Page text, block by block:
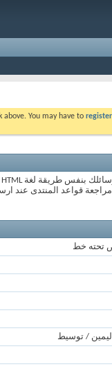
above. You may have to register
تحته خط
اليمين / توسيط